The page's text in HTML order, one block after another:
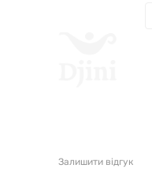
Залишити відгук